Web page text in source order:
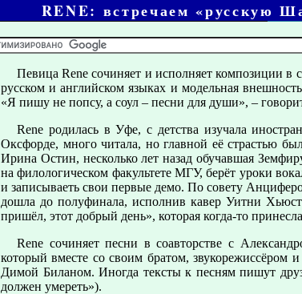
RENE: встречаем «русскую
Певица Rene сочиняет и исполняет композиции в
русском и английском языках и модельная
«Я пишу не попсу, а соул – песни для души», –
Rene родилась в Уфе, с детства изучала
Оксфорде, много читала, но главной её страстью
Ирина Остин, несколько лет назад обучавшая
на филологическом факультете МГУ, берёт уроки
и записываеть свои первые демо. По совету
дошла до полуфинала, исполнив кавер Уитни
пришёл, этот добрый день», которая когда-то
Rene сочиняет песни в соавторстве с
который вместе со своим братом,
Димой Биланом. Иногда тексты к песням пишут
должен умереть»).